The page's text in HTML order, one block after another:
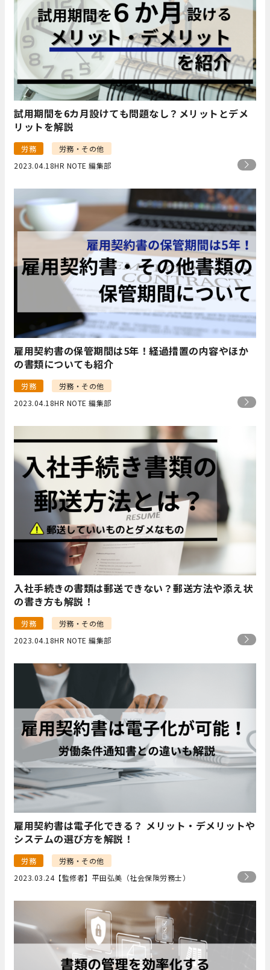
試用期間を6カ月設けても問題なし？メリットとデメ
リットを解説
労務
労務・その他
2023.04.18HR NOTE 編集部
雇用契約書の保管期間は5年！経過措置の内容やほか
の書類についても紹介
労務
労務・その他
2023.04.18HR NOTE 編集部
入社手続きの書類は郵送できない？郵送方法や添え状
の書き方も解説！
労務
労務・その他
2023.04.18HR NOTE 編集部
雇用契約書は電子化できる？ メリット・デメリットや
システムの選び方を解説！
労務
労務・その他
2023.03.24【監修者】平田弘美（社会保険労務士）